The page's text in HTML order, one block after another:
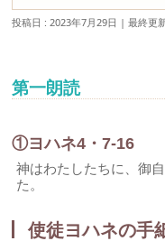
投稿日 : 2023年7月29日 最終更
第一朗読
①ヨハネ4・7-16
神はわたしたちに、御
た。
使徒ヨハネの手